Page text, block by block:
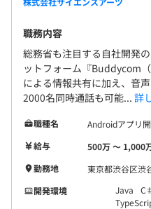
職務内容
総務省も注目する自社開発
ットフォーム『Buddycom
による情報共有に加え、音
2000名同時通話も可能... 詳
職種名
Androidアプリ
給与
500万 〜 1,000
勤務地
東京都渋谷区渋
開発環境
Java C